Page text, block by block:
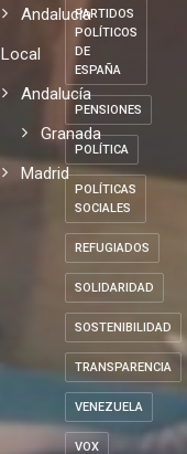
Andalucia
Local
Andalucía
Granada
Madrid
PARTIDOS
POLÍTICOS
DE
ESPAÑA
PENSIONES
POLÍTICA
POLÍTICAS
SOCIALES
REFUGIADOS
SOLIDARIDAD
SOSTENIBILIDAD
TRANSPARENCIA
VENEZUELA
VOX